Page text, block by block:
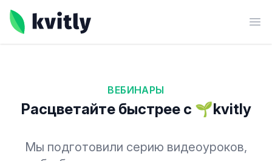
kvitly
ВЕБИНАРЫ
Расцветайте быстрее с 🌱kvitly
Мы подготовили серию видеоуроков,